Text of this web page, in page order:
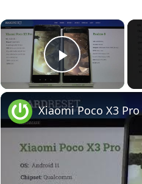
×
Play Video
Xiaomi Poco X3